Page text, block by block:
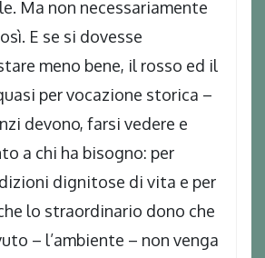
Ma non necessariamente
E se si dovesse
meno bene, il rosso ed il
per vocazione storica –
devono, farsi vedere e
a chi ha bisogno: per
dignitose di vita e per
lo straordinario dono che
– l’ambiente – non venga